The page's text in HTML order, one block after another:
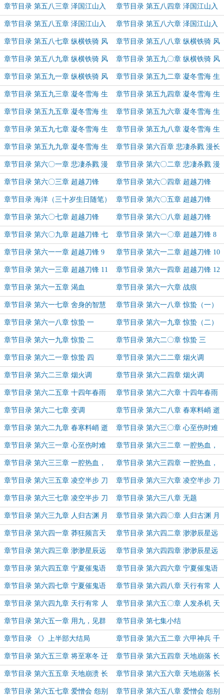
挽狂澜 战图（一）
章节目录 第五八三章 泽国江山入
战图（二）
章节目录 第五八四章 泽国江山入
战图（三）
章节目录 第五八五章 泽国江山入
战图（四）
章节目录 第五八六章 泽国江山入
战图（五）
章节目录 第五八七章 纵横铁骑 风
雨长戈（一）
章节目录 第五八八章 纵横铁骑 风
雨长戈（二）
章节目录 第五八九章 纵横铁骑 风
雨长戈（三）
章节目录 第五九〇章 纵横铁骑 风
雨长戈（四）
章节目录 第五九一章 纵横铁骑 风
雨长戈（五）
章节目录 第五九二章 凝冬雪海 生
死巨轮（一）
章节目录 第五九三章 凝冬雪海 生
死巨轮（二）
章节目录 第五九四章 凝冬雪海 生
死巨轮（三）
章节目录 第五九五章 凝冬雪海 生
死巨轮（四）
章节目录 第五九六章 凝冬雪海 生
死巨轮（五）
章节目录 第五九七章 凝冬雪海 生
死巨轮（六）
章节目录 第五九八章 凝冬雪海 生
死巨轮（七）
章节目录 第五九九章 凝冬雪海 生
死巨轮（八）
章节目录 第六百章 悲凄杀戮 漫长
血河（一）
章节目录 第六〇一章 悲凄杀戮 漫
长血河（二）
章节目录 第六〇二章 悲凄杀戮 漫
长血河（三）
章节目录 第六〇三章 超越刀锋
（一）
章节目录 第六〇四章 超越刀锋
（二）
章节目录 海洋（三十岁生日随笔） 章节目录 第六〇五章 超越刀锋
（三）
章节目录 第六〇七章 超越刀锋
（五）
章节目录 第六〇八章 超越刀锋
（六）
章节目录 第六〇九章 超越刀锋 七 章节目录 第六一〇章 超越刀锋 8
章节目录 第六一一章 超越刀锋 9 章节目录 第六一二章 超越刀锋 10
章节目录 第六一三章 超越刀锋 11 章节目录 第六一四章 超越刀锋 12
章节目录 第六一五章 渴血 章节目录 第六一六章 战痕
章节目录 第六一七章 舍身的智慧
无泪的慈悲
章节目录 第六一八章 惊蛰（一）
章节目录 第六一八章 惊蛰 一 章节目录 第六一九章 惊蛰（二）
章节目录 第六一九章 惊蛰 二 章节目录 第六二〇章 惊蛰 三
章节目录 第六二一章 惊蛰 四 章节目录 第六二二章 烟火调
（上）
章节目录 第六二三章 烟火调
（中）
章节目录 第六二四章 烟火调
（下）
章节目录 第六二五章 十四年春雨
（上）
章节目录 第六二六章 十四年春雨
（下）
章节目录 第六二七章 变调 章节目录 第六二八章 春寒料峭 逝
水苍白（上）
章节目录 第六二九章 春寒料峭 逝
水苍白（下）
章节目录 第六三〇章 心至伤时难
落泪 恶既深测犹天真（上）
章节目录 第六三一章 心至伤时难
落泪 恶既深测犹天真（下）
章节目录 第六三二章 一腔热血，
半缕忠魂，说与野狗听（上）
章节目录 第六三三章 一腔热血，
半缕忠魂，说与野狗听（中）
章节目录 第六三四章 一腔热血，
半缕忠魂，说与野狗听（下）
章节目录 第六三五章 凌空半步 刀
向何方（上）
章节目录 第六三六章 凌空半步 刀
向何方（中）
章节目录 第六三七章 凌空半步 刀
向何方（下）
章节目录 第六三八章 无题
章节目录 第六三九章 人归古渊 月
上空山（上）
章节目录 第六四〇章 人归古渊 月
上空山（下）
章节目录 第六四一章 莽狂频言天
下事 遂知新客换旧人
章节目录 第六四二章 渺渺辰星远
漫漫去路长（上）
章节目录 第六四三章 渺渺星辰远
漫漫去路长（中）
章节目录 第六四四章 渺渺辰星远
漫漫去路长（下）
章节目录 第六四五章 宁夏催鬼语
厄夜起风雷（一）
章节目录 第六四六章 宁夏催鬼语
厄夜起风雷（二）
章节目录 第六四七章 宁夏催鬼语
厄夜起风雷（三）
章节目录 第六四八章 天行有常 人
心无度（上）
章节目录 第六四九章 天行有常 人
心无度（下）
章节目录 第六五〇章 人发杀机 天
地反覆
章节目录 第六五一章 用九，见群
龙无首，吉。
章节目录 第七集小结
章节目录 《》上半部大结局 章节目录 第六五二章 六甲神兵 千
年一叹
章节目录 第六五三章 将至寒冬 迁
徙记录
章节目录 第六五四章 天地崩落 长
路从头（上）
章节目录 第六五五章 天地崩溃 长
路从头（中）
章节目录 第六五六章 天地崩落 长
路从头（下）
章节目录 第六五七章 爱憎会 怨别 章节目录 第六五八章 爱憎会 怨别